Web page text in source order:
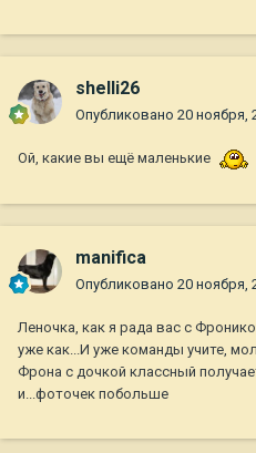
shelli26
Опубликовано 20 ноября,
Ой, какие вы ещё маленькие
manifica
Опубликовано 20 ноября,
Леночка, как я рада вас с
уже как...И уже команды учите,
Фрона с дочкой классный
и...фоточек побольше